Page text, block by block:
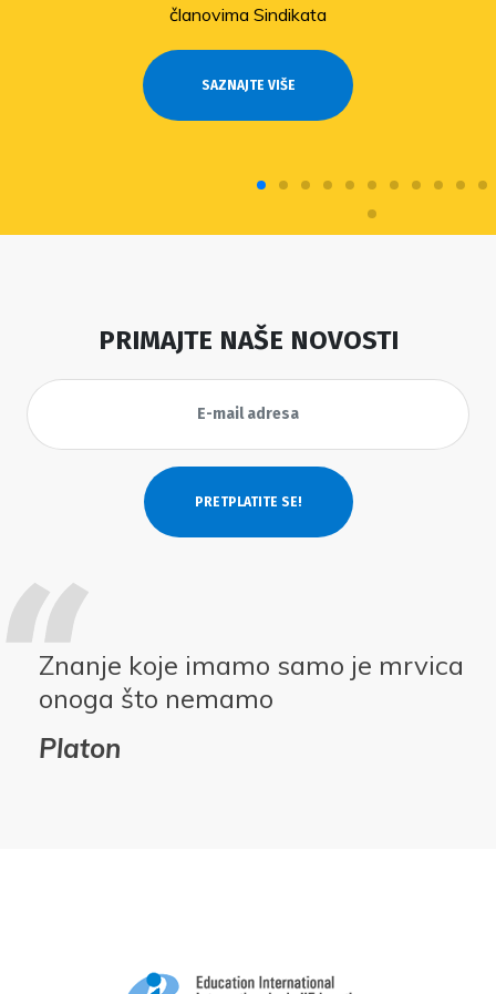
članovima Sindikata
SAZNAJTE VIŠE
PRIMAJTE NAŠE NOVOSTI
Znanje koje imamo samo je mrvica
onoga što nemamo
Platon